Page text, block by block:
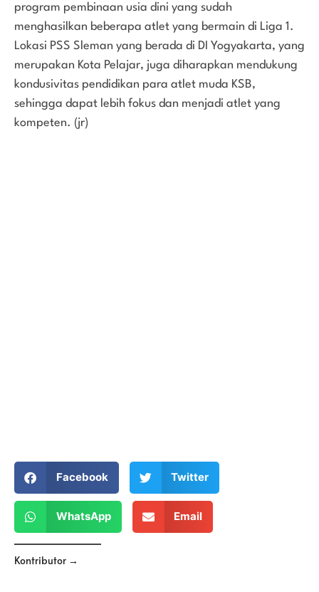
program pembinaan usia dini yang sudah
menghasilkan beberapa atlet yang bermain di Liga 1.
Lokasi PSS Sleman yang berada di DI Yogyakarta, yang
merupakan Kota Pelajar, juga diharapkan mendukung
kondusivitas pendidikan para atlet muda KSB,
sehingga dapat lebih fokus dan menjadi atlet yang
kompeten. (jr)
Facebook Twitter
WhatsApp Email
Kontributor →